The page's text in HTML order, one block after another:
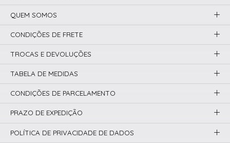
QUEM SOMOS
CONDIÇÕES DE FRETE
TROCAS E DEVOLUÇÕES
TABELA DE MEDIDAS
CONDIÇÕES DE PARCELAMENTO
PRAZO DE EXPEDIÇÃO
POLÍTICA DE PRIVACIDADE DE DADOS